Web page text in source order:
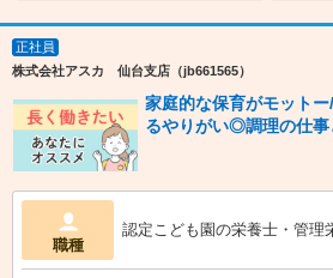
正社員
株式会社アスカ 仙台支店（jb661565）
家庭的な保育がモット
るやりがい◎調理の仕事
職種
認定こども園の栄養士・管理